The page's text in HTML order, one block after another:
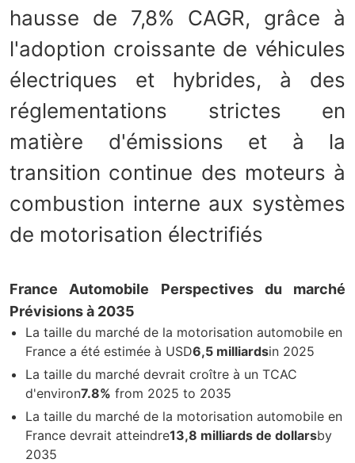
hausse de 7,8% CAGR, grâce à
l'adoption croissante de véhicules
électriques et hybrides, à des
réglementations strictes en
matière d'émissions et à la
transition continue des moteurs à
combustion interne aux systèmes
de motorisation électrifiés
France Automobile Perspectives du marché
Prévisions à 2035
La taille du marché de la motorisation automobile en
France a été estimée à USD6,5 milliardsin 2025
La taille du marché devrait croître à un TCAC
d'environ7.8% from 2025 to 2035
La taille du marché de la motorisation automobile en
France devrait atteindre13,8 milliards de dollarsby
2035